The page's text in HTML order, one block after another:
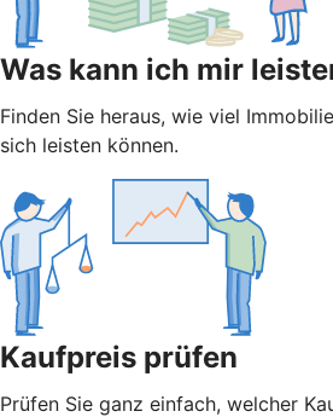
Was kann ich mir
Finden Sie heraus, wie viel
sich leisten können.
Kaufpreis prüfen
Prüfen Sie ganz einfach, welcher